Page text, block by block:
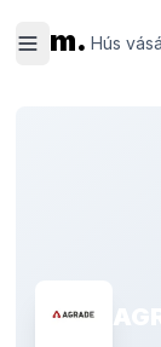
m. Hús